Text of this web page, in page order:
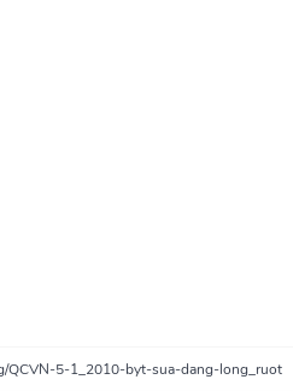
/QCVN-5-1_2010-byt-sua-dang-long_ruot